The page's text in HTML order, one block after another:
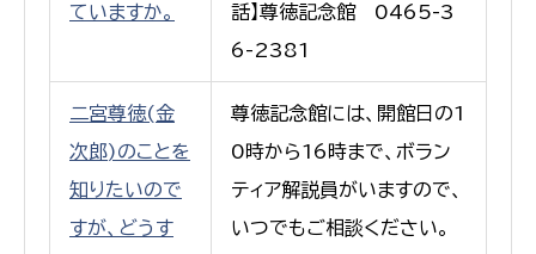
ていますか。
話】尊徳記念館 0465-3
6-2381
二宮尊徳(金
次郎)のことを
知りたいので
すが、どうす
尊徳記念館には、開館日の1
0時から16時まで、ボラン
ティア解説員がいますので、
いつでもご相談ください。